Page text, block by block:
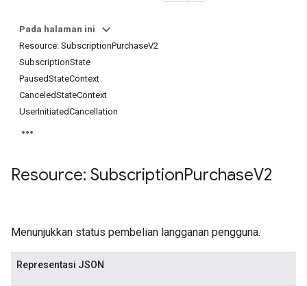
Pada halaman ini
Resource: SubscriptionPurchaseV2
SubscriptionState
PausedStateContext
CanceledStateContext
UserInitiatedCancellation
Resource: SubscriptionPurchaseV2
Menunjukkan status pembelian langganan pengguna.
Representasi JSON